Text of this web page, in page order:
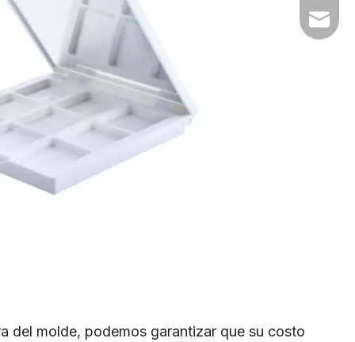
del molde, podemos garantizar que su costo